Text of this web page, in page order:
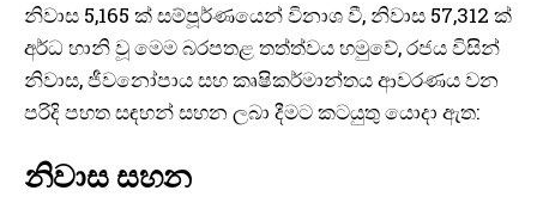
නිවාස 5,165 ක් සම්පූර්ණයෙන් විනාශ වී, නිවාස 57,312 ක්
අර්ධ හානි වූ මෙම බරපතළ තත්ත්වය හමුවේ, රජය විසින්
නිවාස, ජීවනෝපාය සහ කෘෂිකර්මාන්තය ආවරණය වන
පරිදි පහත සඳහන් සහන ලබා දීමට කටයුතු යොදා ඇත:
නිවාස සහන